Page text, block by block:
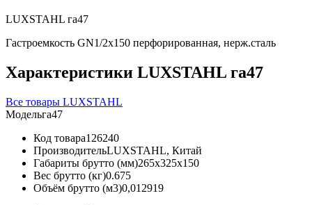
LUXSTAHL га47
Гастроемкость GN1/2х150 перфорированная, нерж.сталь
Характеристики LUXSTAHL га47
Все товары LUXSTAHL
Модельга47
Код товара126240
ПроизводительLUXSTAHL, Китай
Габариты брутто (мм)265x325x150
Вес брутто (кг)0.675
Объём брутто (м3)0,012919